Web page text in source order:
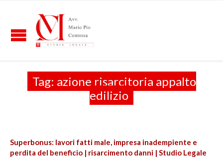
Tag: azione risarcitoria appalto
edilizio
Superbonus: lavori fatti male, impresa inadempiente e
perdita del beneficio | risarcimento danni | Studio Legale